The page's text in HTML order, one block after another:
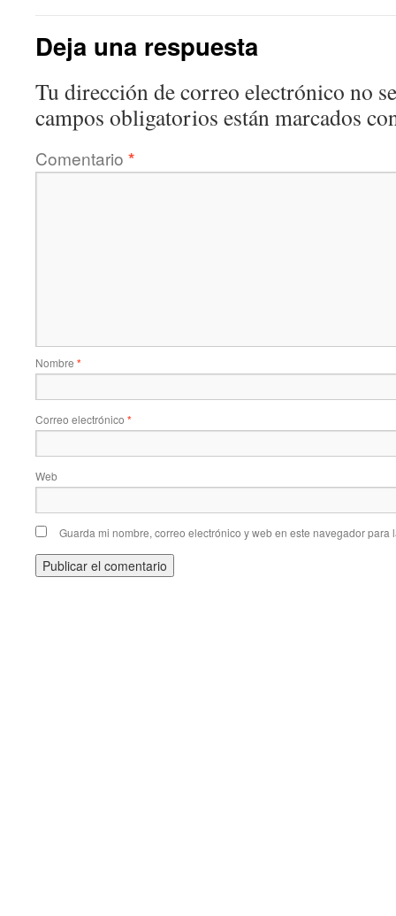
Deja una respuesta
Tu dirección de correo electrónico no
campos obligatorios están marcados
Comentario *
Nombre *
Correo electrónico *
Web
Guarda mi nombre, correo electrónico y web en este navegador para